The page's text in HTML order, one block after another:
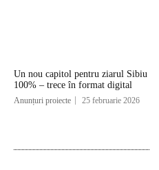
Un nou capitol pentru ziarul Sibiu
100% – trece în format digital
Anunțuri proiecte 25 februarie 2026